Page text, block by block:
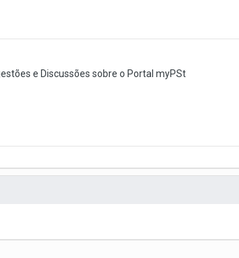
e Discussões sobre o Portal myPSt